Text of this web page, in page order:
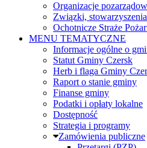
Organizacje
Związki,
Ochotnicze Straże
MENU TEMATYCZNE
Informacje ogólne o
Statut Gminy Czersk
Herb i flaga Gminy
Raport o stanie gminy
Finanse gminy
Podatki i opłaty lokalne
Dostępność
Strategia i programy
Zamówienia publiczne